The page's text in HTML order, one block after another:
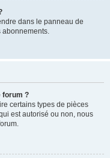
dans le panneau de
abonnements.
forum ?
certains types de pièces
est autorisé ou non, nous